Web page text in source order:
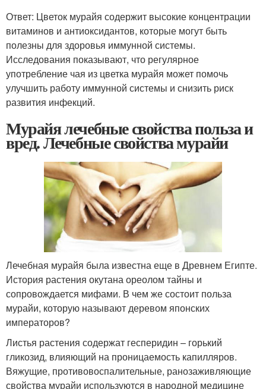
Ответ: Цветок мурайя содержит высокие концентрации
витаминов и антиоксидантов, которые могут быть
полезны для здоровья иммунной системы.
Исследования показывают, что регулярное
употребление чая из цветка мурайя может помочь
улучшить работу иммунной системы и снизить риск
развития инфекций.
Мурайя лечебные свойства польза и
вред. Лечебные свойства мурайи
Лечебная мурайя была известна еще в Древнем Египте.
История растения окутана ореолом тайны и
сопровождается мифами. В чем же состоит польза
мурайи, которую называют деревом японских
императоров?
Листья растения содержат гесперидин – горький
гликозид, влияющий на проницаемость капилляров.
Вяжущие, противовоспалительные, ранозаживляющие
свойства мурайи используются в народной медицине